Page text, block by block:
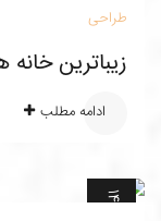
طراحی
زیباترین خانه
ادامه مطلب
0
خ
ر
د
ا
د
1
4
0